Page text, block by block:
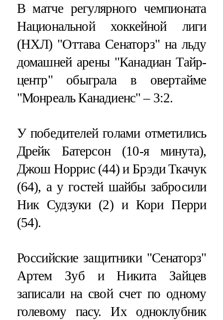
В матче регулярного чемпионата
Национальной хоккейной лиги
(НХЛ) "Оттава Сенаторз" на льду
домашней арены "Канадиан Тайр-
центр" обыграла в овертайме
"Монреаль Канадиенс" – 3:2.
У победителей голами отметились
Дрейк Батерсон (10-я минута),
Джош Норрис (44) и Брэди Ткачук
(64), а у гостей шайбы забросили
Ник Судзуки (2) и Кори Перри
(54).
Российские защитники "Сенаторз"
Артем Зуб и Никита Зайцев
записали на свой счет по одному
голевому пасу. Их одноклубник